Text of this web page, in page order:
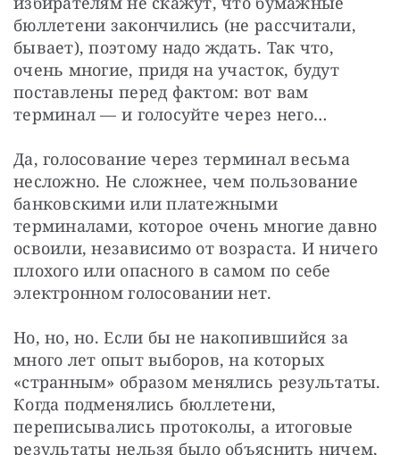
бюллетени закончились (не рассчитали,
бывает), поэтому надо ждать. Так что,
очень многие, придя на участок, будут
поставлены перед фактом: вот вам
терминал — и голосуйте через него…
Да, голосование через терминал весьма
несложно. Не сложнее, чем пользование
банковскими или платежными
терминалами, которое очень многие давно
освоили, независимо от возраста. И ничего
плохого или опасного в самом по себе
электронном голосовании нет.
Но, но, но. Если бы не накопившийся за
много лет опыт выборов, на которых
«странным» образом менялись результаты.
Когда подменялись бюллетени,
переписывались протоколы, а итоговые
результаты нельзя было объяснить ничем,